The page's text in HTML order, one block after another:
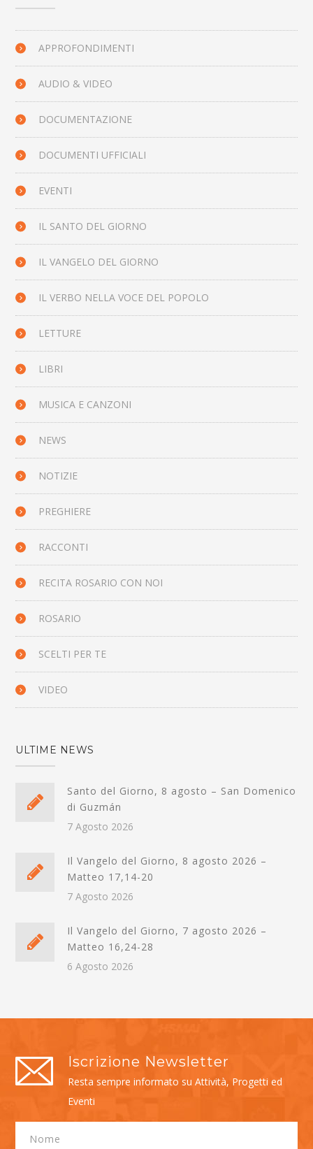
APPROFONDIMENTI
AUDIO & VIDEO
DOCUMENTAZIONE
DOCUMENTI UFFICIALI
EVENTI
IL SANTO DEL GIORNO
IL VANGELO DEL GIORNO
IL VERBO NELLA VOCE DEL POPOLO
LETTURE
LIBRI
MUSICA E CANZONI
NEWS
NOTIZIE
PREGHIERE
RACCONTI
RECITA ROSARIO CON NOI
ROSARIO
SCELTI PER TE
VIDEO
ULTIME NEWS
Santo del Giorno, 8 agosto – San Domenico
di Guzmán
7 Agosto 2026
Il Vangelo del Giorno, 8 agosto 2026 –
Matteo 17,14-20
7 Agosto 2026
Il Vangelo del Giorno, 7 agosto 2026 –
Matteo 16,24-28
6 Agosto 2026
Iscrizione Newsletter
Resta sempre informato su Attività, Progetti ed
Eventi